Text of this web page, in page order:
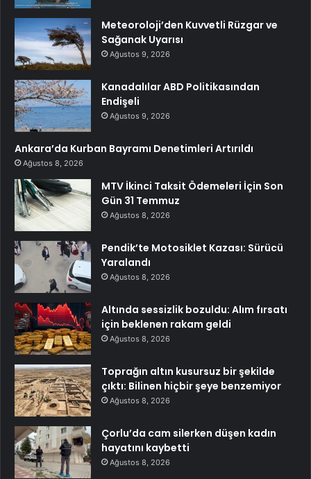
Meteoroloji’den Kuvvetli Rüzgar ve
Sağanak Uyarısı
Ağustos 9, 2026
Kanadalılar ABD Politikasından
Endişeli
Ağustos 9, 2026
Ankara’da Kurban Bayramı Denetimleri Artırıldı
Ağustos 8, 2026
MTV İkinci Taksit Ödemeleri İçin Son
Gün 31 Temmuz
Ağustos 8, 2026
Pendik’te Motosiklet Kazası: Sürücü
Yaralandı
Ağustos 8, 2026
Altında sessizlik bozuldu: Alım fırsatı
için beklenen rakam geldi
Ağustos 8, 2026
Toprağın altın kusursuz bir şekilde
çıktı: Bilinen hiçbir şeye benzemiyor
Ağustos 8, 2026
Çorlu’da cam silerken düşen kadın
hayatını kaybetti
Ağustos 8, 2026